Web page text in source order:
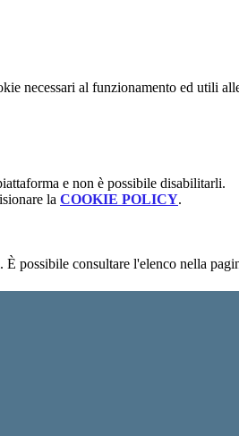
necessari al funzionamento ed utili
e non è possibile disabilitarli.
la COOKIE POLICY.
possibile consultare l'elenco nella